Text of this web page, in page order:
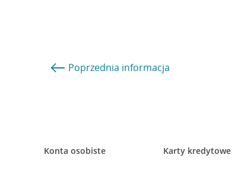
Poprzednia informacja
Konta osobiste Karty kredytowe